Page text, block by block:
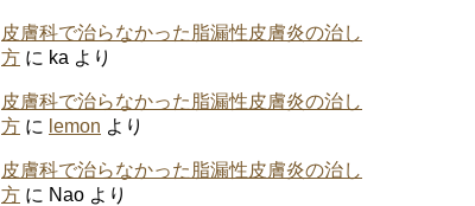
皮膚科で治らなかった脂漏性皮膚炎の治し
方 に ka より
皮膚科で治らなかった脂漏性皮膚炎の治し
方 に lemon より
皮膚科で治らなかった脂漏性皮膚炎の治し
方 に Nao より